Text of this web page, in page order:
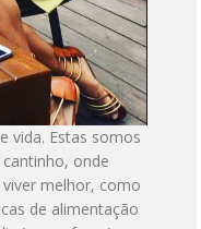
vida. Estas somos
onde
melhor, como
de alimentação